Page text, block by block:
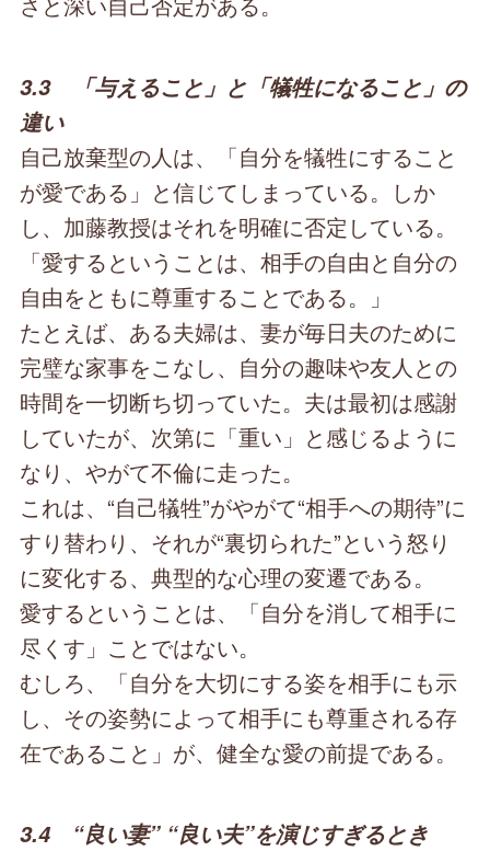
3.3 「与えること」と「犠牲になること」の
違い
自己放棄型の人は、「自分を犠牲にすること
が愛である」と信じてしまっている。しか
し、加藤教授はそれを明確に否定している。
「愛するということは、相手の自由と自分の
自由をともに尊重することである。」
たとえば、ある夫婦は、妻が毎日夫のために
完璧な家事をこなし、自分の趣味や友人との
時間を一切断ち切っていた。夫は最初は感謝
していたが、次第に「重い」と感じるように
なり、やがて不倫に走った。
これは、“自己犠牲”がやがて“相手への期待”に
すり替わり、それが“裏切られた”という怒り
に変化する、典型的な心理の変遷である。
愛するということは、「自分を消して相手に
尽くす」ことではない。
むしろ、「自分を大切にする姿を相手にも示
し、その姿勢によって相手にも尊重される存
在であること」が、健全な愛の前提である。
3.4 “良い妻” “良い夫”を演じすぎるとき